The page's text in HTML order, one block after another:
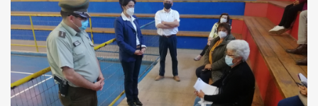
TURISMO
MEDIO AMBIENTE